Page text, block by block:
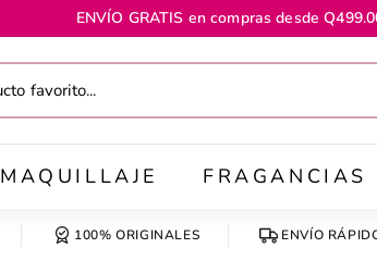
ENVÍO GRATIS en compras desde
MAQUILLAJE FRAGANCIAS
100% ORIGINALES ENVÍO